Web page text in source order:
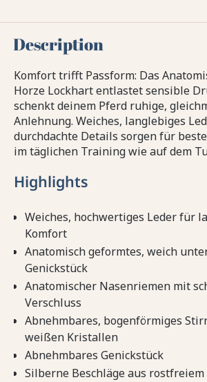
Description
Komfort trifft Passform: Das
Horze Lockhart entlastet sensible
schenkt deinem Pferd ruhige,
Anlehnung. Weiches, langlebiges
durchdachte Details sorgen für
im täglichen Training wie auf dem
Highlights
Weiches, hochwertiges Leder für
Komfort
Anatomisch geformtes, weich
Genickstück
Anatomischer Nasenriemen mit
Verschluss
Abnehmbares, bogenförmiges
weißen Kristallen
Abnehmbares Genickstück
Silberne Beschläge aus rostfreiem